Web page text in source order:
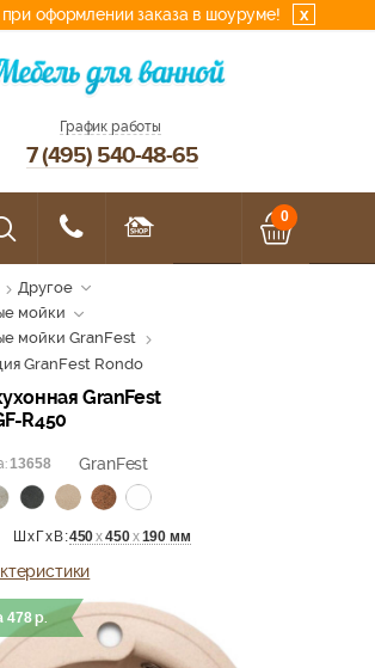
оформлении заказа в шоуруме! x
График работы
7 (495) 540-48-65
0
Другое
мойки
мойки GranFest
GranFest Rondo
GranFest
R450
13658 GranFest
ШхГхВ:450х450х190 мм
478р.